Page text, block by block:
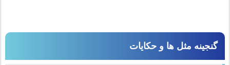
گنجینه مثل ها و حکایات